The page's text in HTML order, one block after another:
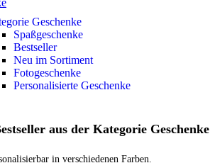
Geschenke
Spaßgeschenke
Bestseller
Neu im Sortiment
Fotogeschenke
Personalisierte Geschenke
aus der Kategorie Geschenke
in verschiedenen Farben.